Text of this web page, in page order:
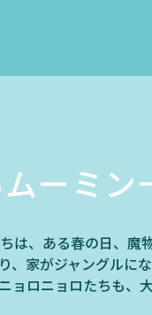
ーミン
は、ある春の日、魔
、家がジャングルに
ョロニョロたちも、大